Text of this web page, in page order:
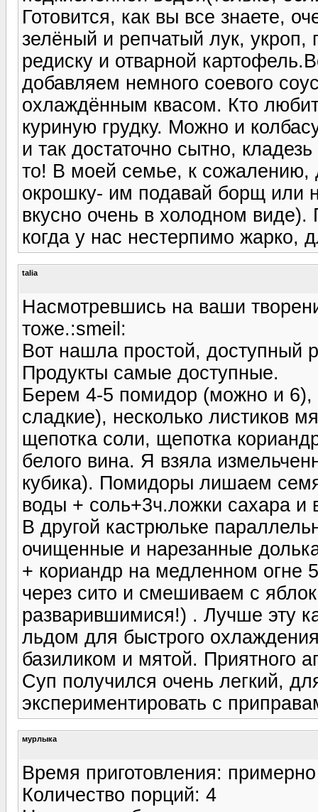
Готовится, как вы все знаете,
зелёный и репчатый лук,
редиску и отварной
добавляем немного соевого
охлаждённым квасом. Кто
куриную грудку. Можно и
и так достаточно сытно,
то! В моей семье, к сожалению,
окрошку- им подавай борщ или
вкусно очень в холодном
когда у нас нестерпимо
talia
Насмотревшись на ваши
тоже.:smeil:
Вот нашла простой, доступный
Продукты самые доступные.
Берем 4-5 помидор (можно и
сладкие), несколько листиков
щепотка соли, щепотка
белого вина. Я взяла
кубика). Помидоры лишаем
воды + соль+3ч.ложки сахара
В другой кастрюльке
очищенные и нарезанные
+ кориандр на медленном огне
через сито и смешиваем с
разварившимися!) . Лучше эту
льдом для быстрого
базиликом и мятой. Приятного
Суп получился очень легкий,
экспериментировать с
мурлыка
Время приготовления:
Количество порций: 4